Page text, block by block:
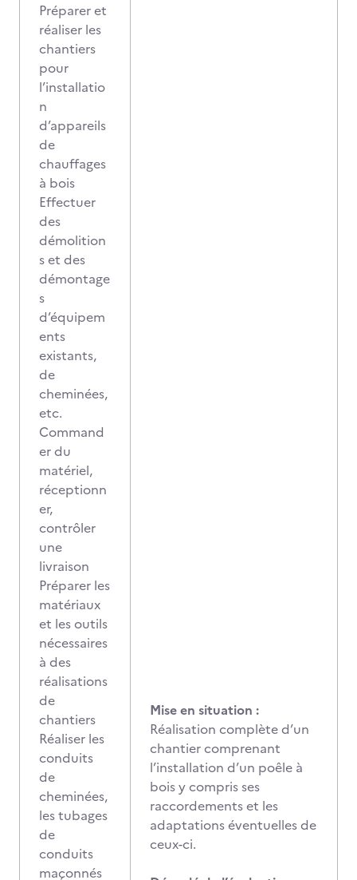
Préparer et
réaliser les
chantiers
pour
l’installatio
n
d’appareils
de
chauffages
à bois
Effectuer
des
démolition
s et des
démontage
s
d’équipem
ents
existants,
de
cheminées,
etc.
Command
er du
matériel,
réceptionn
er,
contrôler
une
livraison
Préparer les
matériaux
et les outils
nécessaires
à des
réalisations
de
chantiers
Réaliser les
conduits
de
cheminées,
les tubages
de
conduits
maçonnés
Mise en situation :
Réalisation complète d’un
chantier comprenant
l’installation d’un poêle à
bois y compris ses
raccordements et les
adaptations éventuelles de
ceux-ci.